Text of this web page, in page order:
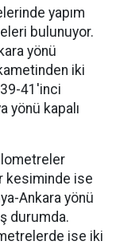
yapım
bulunuyor.
yönü
iki
41'inci
yönü kapalı
kesiminde ise
Ankara yönü
durumda.
ise iki